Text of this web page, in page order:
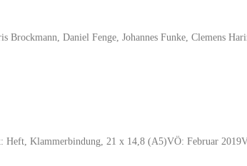
Daniel Fenge, Johannes Funke, Clemens
Klammerbindung, 21 x 14,8 (A5)VÖ: Februar